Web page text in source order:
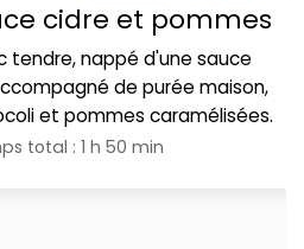
cidre et pommes
tendre, nappé d'une sauce
de purée maison,
et pommes caramélisées.
total : 1 h 50 min